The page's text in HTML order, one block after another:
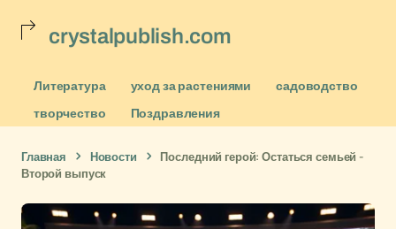
crystalpublish.com
Литература уход за растениями
садоводство
творчество
Поздравления
Главная Новости
Последний герой: Остаться семьей -
Второй выпуск